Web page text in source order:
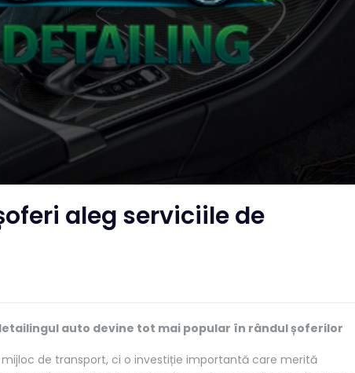
aleg serviciile de
auto devine tot mai popular în rândul șoferilor
de transport, ci o investiție importantă care merită